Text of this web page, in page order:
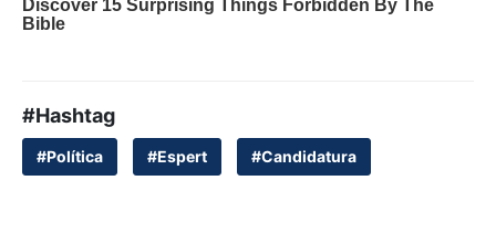
#Hashtag
#Política #Espert #Candidatura